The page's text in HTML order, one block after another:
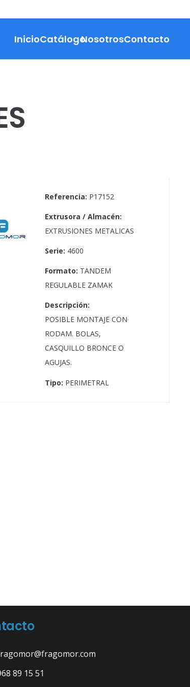
InicioCatálogoNosotrosContacto
Referencia: P17152
Extrusora / Almacén:
EXTRUSIONES METALICAS
Serie: 4600
Formato: TANDEM
REGULABLE ZAMAK
Descripción:
POSIBLE MONTAJE CON
RODAM. BOLAS,
CASQUILLO BRONCE O
AGUJAS.
Tipo: PERIMETRAL
89 15 51